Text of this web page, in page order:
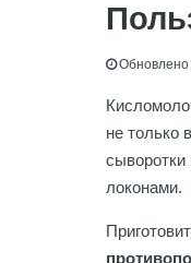
Обновлено
не только
сыворотки
локонами.